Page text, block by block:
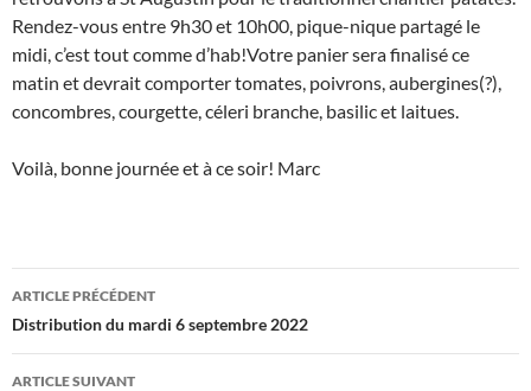
Rendez-vous entre 9h30 et 10h00, pique-nique partagé le
midi, c’est tout comme d’hab!Votre panier sera finalisé ce
matin et devrait comporter tomates, poivrons, aubergines(?),
concombres, courgette, céleri branche, basilic et laitues.
Voilà, bonne journée et à ce soir! Marc
Navigation
des
articles
ARTICLE PRÉCÉDENT
Distribution du mardi 6 septembre 2022
ARTICLE SUIVANT